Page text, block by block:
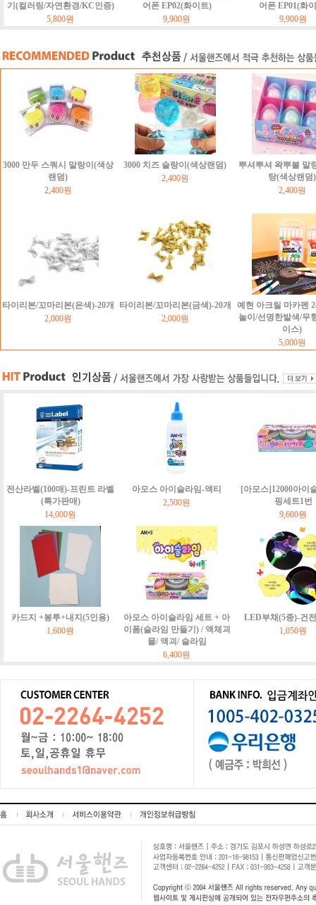
기(컬러링/자연환경/KC인증)
5,800원
어폰 EP02(화이트)
9,900원
어폰 EP01(화
9,900원
3000 만두 스쿼시 말랑이(색상
랜덤)
2,400원
3000 치즈 슬랑이(색상랜덤)
2,400원
뿌셔뿌셔 왁뿌볼 말
탕(색상랜덤)
2,400원
타이리본/꼬마리본(은색)-20개
2,000원
타이리본/꼬마리본(금색)-20개
2,000원
예현 아크릴 마카펜
놀이/선명한발색/무
이스)
5,000원
전산라벨(100매)-프린트 라벨
(특가판매)
14,000원
아모스 아이슬라임-액티
2,500원
[아모스]12000아이
핑세트1번
9,600원
카드지 +봉투+내지(5인용)
1,600원
아모스 아이슬라임 세트 + 아
이폼(슬라임 만들기) / 액체괴
물/ 액괴/ 슬라임
6,400원
LED부채(5종)-건
1,050원